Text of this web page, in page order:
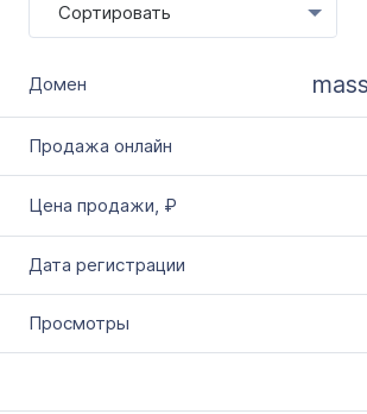
Все 35
Выставлен на продажу
с
по
Цена домена в ₽
Сортировать